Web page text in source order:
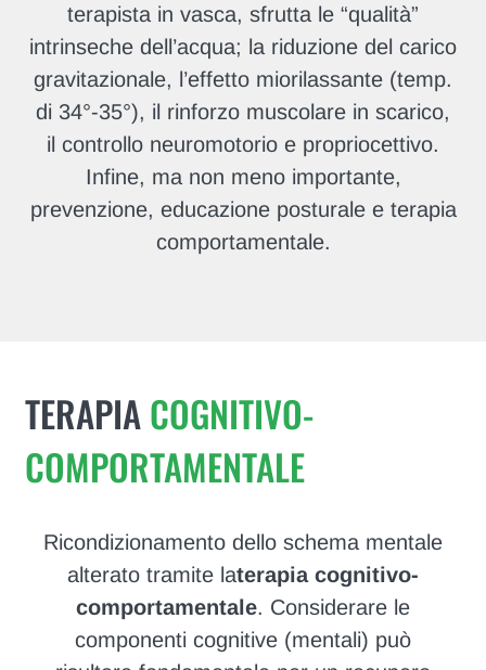
terapista in vasca, sfrutta le “qualità”
intrinseche dell’acqua; la riduzione del carico
gravitazionale, l’effetto miorilassante (temp.
di 34°-35°), il rinforzo muscolare in scarico,
il controllo neuromotorio e propriocettivo.
Infine, ma non meno importante,
prevenzione, educazione posturale e terapia
comportamentale.
TERAPIACOGNITIVO-
COMPORTAMENTALE
Ricondizionamento dello schema mentale
alterato tramite laterapia cognitivo-
comportamentale. Considerare le
componenti cognitive (mentali) può